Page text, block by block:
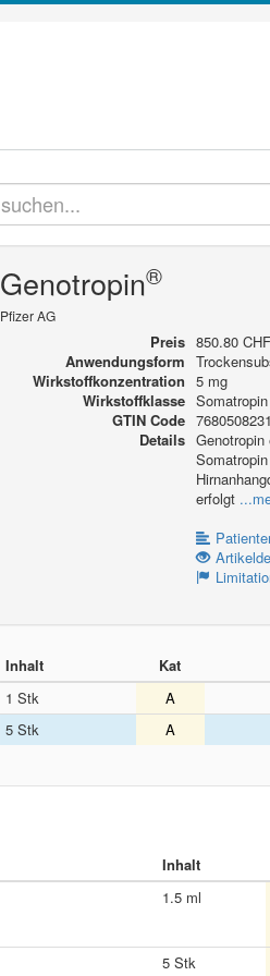
Genotropin®
Pfizer AG
Preis 850.80 CHF
Anwendungsform
Wirkstoffkonzentration 5 mg
Wirkstoffklasse
GTIN Code
Details
erfolgt
Inhalt Kat
1 Stk
A
5 Stk
A
Inhalt
1.5 ml
5 Stk